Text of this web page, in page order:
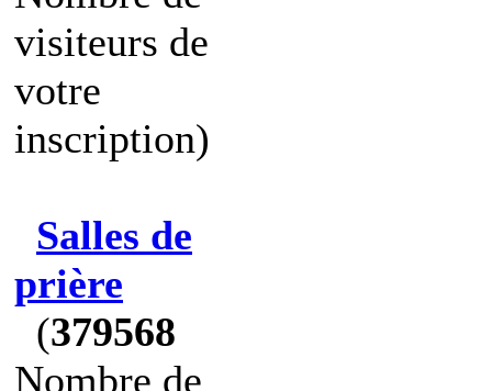
visiteurs de
votre
inscription)
Salles de
prière
(379568
Nombre de